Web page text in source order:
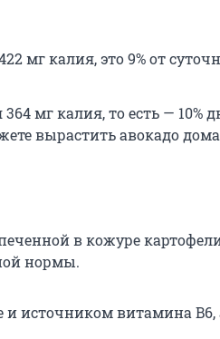
мг калия, это 9% от
мг калия, то есть — 10%
вырастить авокадо
в кожуре
нормы.
источником витамина B6,